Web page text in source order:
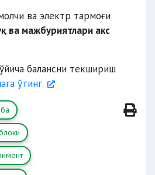
ва электр тармоғи
ва мажбуриятлари акс
балансни текшириш
ўтинг.